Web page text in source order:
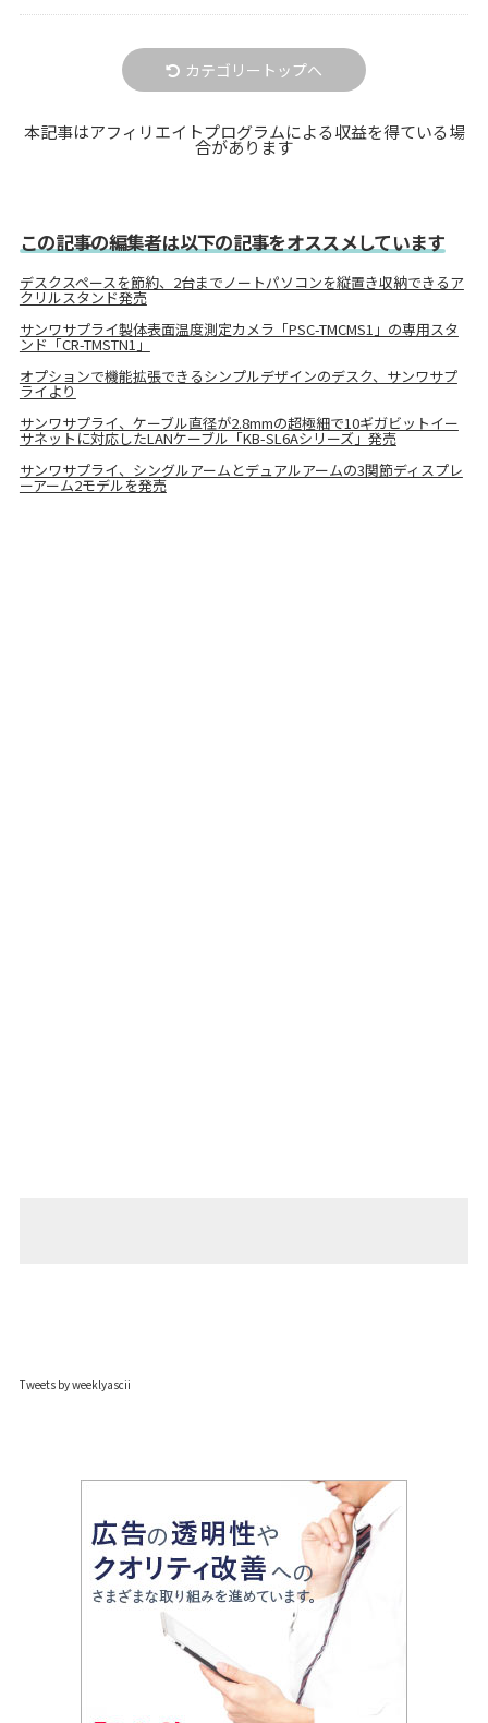
カテゴリートップへ
本記事はアフィリエイトプログラムによる収益を得ている場
合があります
この記事の編集者は以下の記事をオススメしています
デスクスペースを節約、2台までノートパソコンを縦置き収納できるア
クリルスタンド発売
サンワサプライ製体表面温度測定カメラ「PSC-TMCMS1」の専用スタ
ンド「CR-TMSTN1」
オプションで機能拡張できるシンプルデザインのデスク、サンワサプ
ライより
サンワサプライ、ケーブル直径が2.8mmの超極細で10ギガビットイー
サネットに対応したLANケーブル「KB-SL6Aシリーズ」発売
サンワサプライ、シングルアームとデュアルアームの3関節ディスプレ
ーアーム2モデルを発売
Tweets by weeklyascii